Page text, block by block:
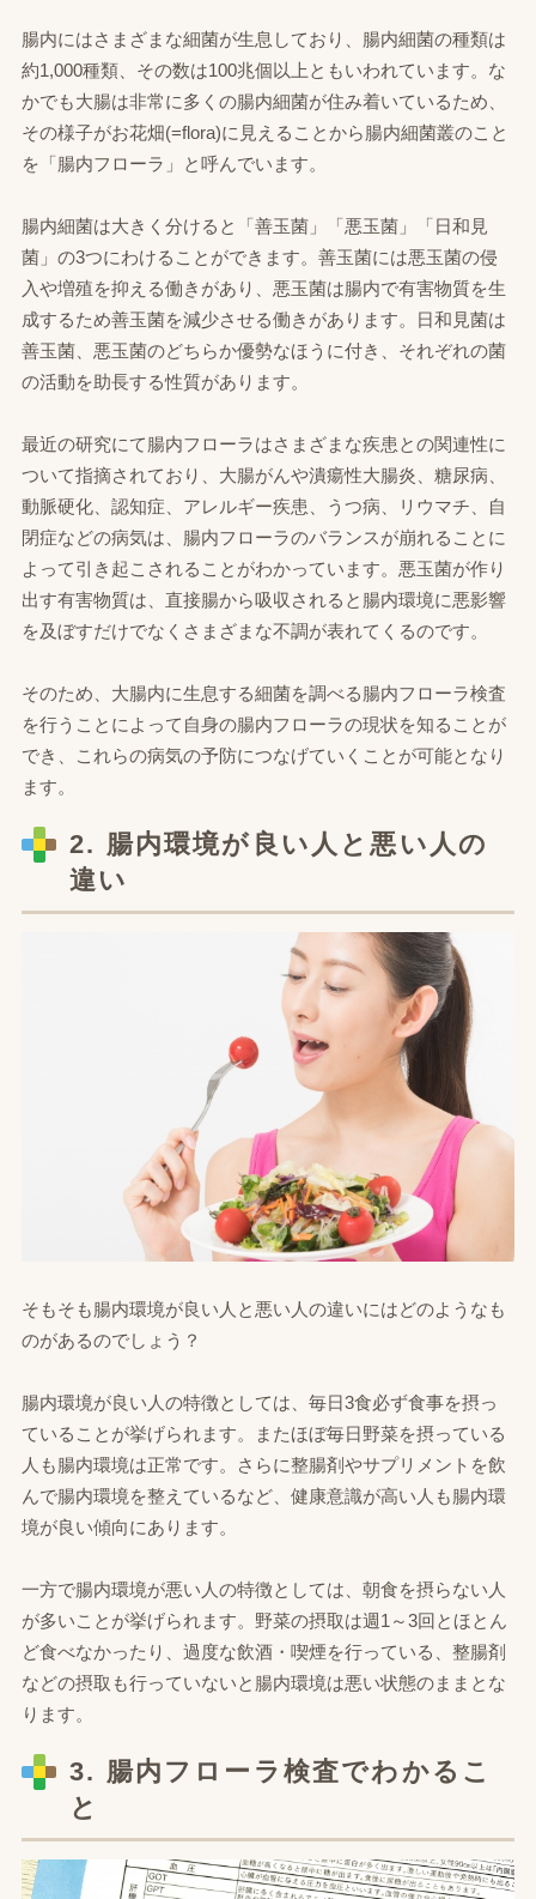
腸内にはさまざまな細菌が生息しており、腸内細菌の種類は
約1,000種類、その数は100兆個以上ともいわれています。な
かでも大腸は非常に多くの腸内細菌が住み着いているため、
その様子がお花畑(=flora)に見えることから腸内細菌叢のこと
を「腸内フローラ」と呼んでいます。
腸内細菌は大きく分けると「善玉菌」「悪玉菌」「日和見
菌」の3つにわけることができます。善玉菌には悪玉菌の侵
入や増殖を抑える働きがあり、悪玉菌は腸内で有害物質を生
成するため善玉菌を減少させる働きがあります。日和見菌は
善玉菌、悪玉菌のどちらか優勢なほうに付き、それぞれの菌
の活動を助長する性質があります。
最近の研究にて腸内フローラはさまざまな疾患との関連性に
ついて指摘されており、大腸がんや潰瘍性大腸炎、糖尿病、
動脈硬化、認知症、アレルギー疾患、うつ病、リウマチ、自
閉症などの病気は、腸内フローラのバランスが崩れることに
よって引き起こされることがわかっています。悪玉菌が作り
出す有害物質は、直接腸から吸収されると腸内環境に悪影響
を及ぼすだけでなくさまざまな不調が表れてくるのです。
そのため、大腸内に生息する細菌を調べる腸内フローラ検査
を行うことによって自身の腸内フローラの現状を知ることが
でき、これらの病気の予防につなげていくことが可能となり
ます。
2. 腸内環境が良い人と悪い人の
違い
そもそも腸内環境が良い人と悪い人の違いにはどのようなも
のがあるのでしょう？
腸内環境が良い人の特徴としては、毎日3食必ず食事を摂っ
ていることが挙げられます。またほぼ毎日野菜を摂っている
人も腸内環境は正常です。さらに整腸剤やサプリメントを飲
んで腸内環境を整えているなど、健康意識が高い人も腸内環
境が良い傾向にあります。
一方で腸内環境が悪い人の特徴としては、朝食を摂らない人
が多いことが挙げられます。野菜の摂取は週1～3回とほとん
ど食べなかったり、過度な飲酒・喫煙を行っている、整腸剤
などの摂取も行っていないと腸内環境は悪い状態のままとな
ります。
3. 腸内フローラ検査でわかるこ
と